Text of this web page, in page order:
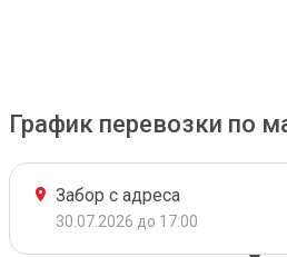
График перевозки по
Забор с адреса
30.07.2026 до 17:00